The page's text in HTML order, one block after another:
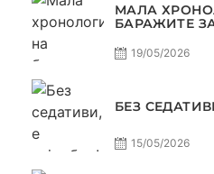
МАЛА
БАРАЖИТЕ
19/05/2026
БЕЗ
15/05/2026